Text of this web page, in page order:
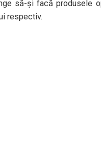
să-și facă produsele
respectiv.